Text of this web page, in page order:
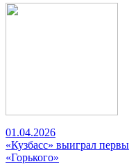
01.04.2026
«Кузбасс» выиграл
«Горького»